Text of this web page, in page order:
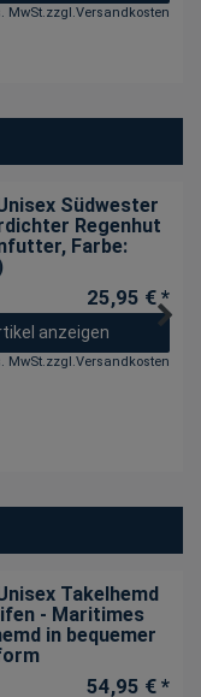
MwSt.zzgl.Versandkosten
Südwester
Regenhut
, Farbe:
25,95 € *
anzeigen
MwSt.zzgl.Versandkosten
Takelhemd
- Maritimes
in bequemer
54,95 € *